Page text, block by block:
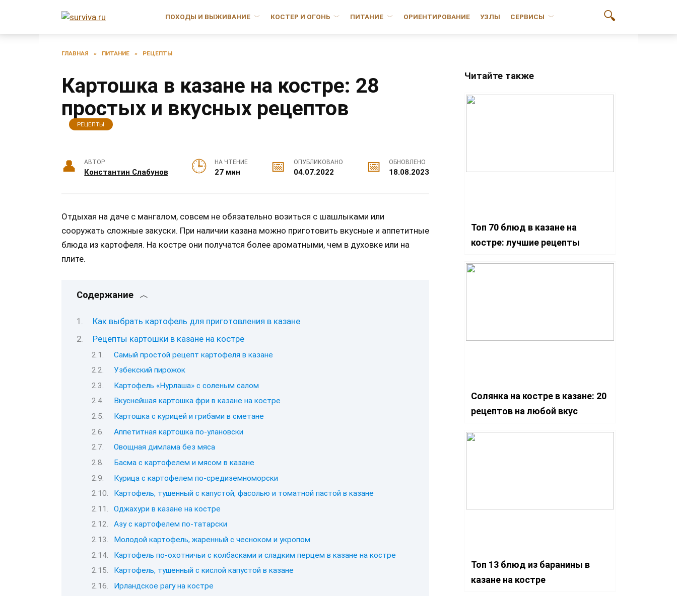
ПОХОДЫ И ВЫЖИВАНИЕ КОСТЕР И ОГОНЬ ПИТАНИЕ ОРИЕНТИРОВАНИЕ УЗЛЫ СЕРВИСЫ
ГЛАВНАЯ » ПИТАНИЕ » РЕЦЕПТЫ
Картошка в казане на костре: 28
простых и вкусных рецептов
РЕЦЕПТЫ
АВТОР
Константин Слабунов
НА ЧТЕНИЕ
27 мин
ОПУБЛИКОВАНО
04.07.2022
ОБНОВЛЕНО
18.08.2023
Отдыхая на даче с мангалом, совсем не обязательно возиться с шашлыками или
сооружать сложные закуски. При наличии казана можно приготовить вкусные и аппетитные
блюда из картофеля. На костре они получатся более ароматными, чем в духовке или на
плите.
Содержание
Как выбрать картофель для приготовления в казане
Рецепты картошки в казане на костре
Самый простой рецепт картофеля в казане
Узбекский пирожок
Картофель «Нурлаша» с соленым салом
Вкуснейшая картошка фри в казане на костре
Картошка с курицей и грибами в сметане
Аппетитная картошка по-улановски
Овощная димлама без мяса
Басма с картофелем и мясом в казане
Курица с картофелем по-средиземноморски
Картофель, тушенный с капустой, фасолью и томатной пастой в казане
Оджахури в казане на костре
Азу с картофелем по-татарски
Молодой картофель, жаренный с чесноком и укропом
Картофель по-охотничьи с колбасками и сладким перцем в казане на костре
Картофель, тушенный с кислой капустой в казане
Ирландское рагу на костре
Читайте также
Топ 70 блюд в казане на
костре: лучшие рецепты
Солянка на костре в казане: 20
рецептов на любой вкус
Топ 13 блюд из баранины в
казане на костре